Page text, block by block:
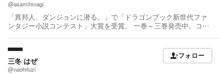
～』 https://kakuyomu.jp/works/1177354054883646837
@asamihinagi
「異邦人、ダンジョンに潜る。」で「ドラゴンブック新世代ファ
ンタジー小説コンテスト」大賞を受賞。 一巻～三巻発売中。コミ
督：黒澤明、ポールバーホーベン、エド・ウッド（生き方のみ）
Twitterやっております。よろしければフォローをば。
@GlnGIoNz2cq6aUu
三冬 はぜ
@naohituzi
フォロー